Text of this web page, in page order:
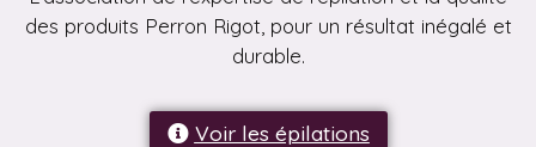
des produits Perron Rigot, pour un résultat inégalé et
durable.
Voir les épilations